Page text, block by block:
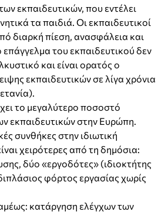
εκπαιδευτικών, που εντέλει
τα παιδιά. Οι εκπαιδευτικοί
διαρκή πίεση, ανασφάλεια και
του εκπαιδευτικού δεν
και είναι ορατός ο
εκπαιδευτικών σε λίγα χρόνια
το μεγαλύτερο ποσοστό
εκπαιδευτικών στην Ευρώπη.
συνθήκες στην ιδιωτική
χειρότερες από τη δημόσια:
δύο «εργοδότες» (ιδιοκτήτης
φόρτος εργασίας χωρίς
κατάργηση ελέγχων των